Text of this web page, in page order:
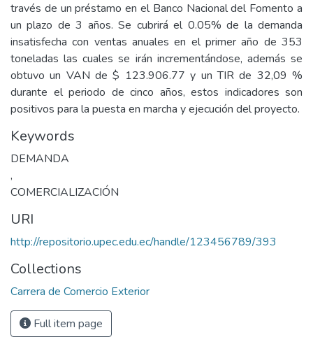
través de un préstamo en el Banco Nacional del Fomento a
un plazo de 3 años. Se cubrirá el 0.05% de la demanda
insatisfecha con ventas anuales en el primer año de 353
toneladas las cuales se irán incrementándose, además se
obtuvo un VAN de $ 123.906.77 y un TIR de 32,09 %
durante el periodo de cinco años, estos indicadores son
positivos para la puesta en marcha y ejecución del proyecto.
Keywords
DEMANDA
,
COMERCIALIZACIÓN
URI
http://repositorio.upec.edu.ec/handle/123456789/393
Collections
Carrera de Comercio Exterior
Full item page